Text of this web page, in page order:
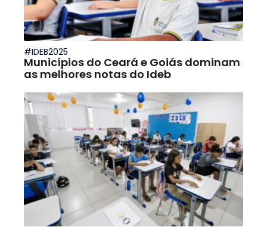
#IDEB2025
Municípios do Ceará e Goiás dominam
as melhores notas do Ideb